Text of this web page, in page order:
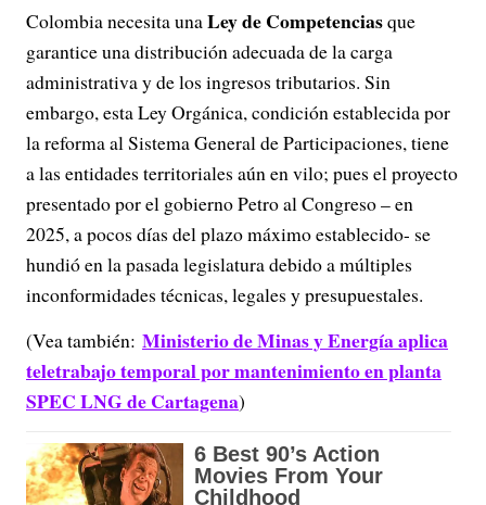
Colombia necesita unaLey de Competenciasque
garantice una distribución adecuada de la carga
administrativa y de los ingresos tributarios. Sin
embargo, esta Ley Orgánica, condición establecida por
la reforma al Sistema General de Participaciones, tiene
a las entidades territoriales aún en vilo; pues el proyecto
presentado por el gobierno Petro al Congreso – en
2025, a pocos días del plazo máximo establecido- se
hundió en la pasada legislatura debido a múltiples
inconformidades técnicas, legales y presupuestales.
(Vea también: Ministerio de Minas y Energía aplica
teletrabajo temporal por mantenimiento en planta
SPEC LNG de Cartagena)